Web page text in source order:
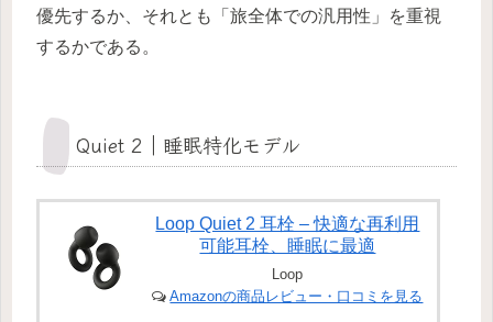
優先するか、それとも「旅全体での汎用性」を重視
するかである。
Quiet 2｜睡眠特化モデル
Loop Quiet 2 耳栓 – 快適な再利用
可能耳栓、睡眠に最適
Loop
Amazonの商品レビュー・口コミを見る